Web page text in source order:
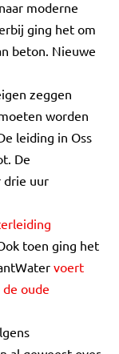
moderne
ging het om
beton. Nieuwe
zeggen
worden
leiding in Oss
De
drie uur
toen ging het
voert
oude